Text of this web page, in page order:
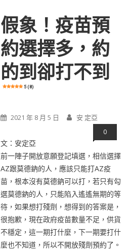
假象！疫苗預
約選擇多，約
的到卻打不到
5 (8)
2021 年 8 月 5 日 安 定亞
0
文：安定亞
前一陣子開放意願登記填選，相信選擇
AZ跟莫德鈉的人，應該只能打AZ疫
苗，根本沒有莫德鈉可以打，若只有勾
選莫德鈉的人，只能陷入遙遙無期的等
待，如果想打殘劑，想得到的答案是，
很抱歉，現在政府疫苗數量不足，供貨
不穩定，這一期打什麼，下一期要打什
麼也不知道，所以不開放殘劑預約了。